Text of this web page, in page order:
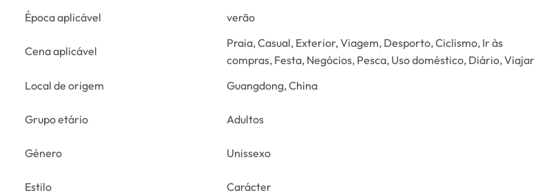
Época aplicável
verão
Cena aplicável
Praia, Casual, Exterior, Viagem, Desporto, Ciclismo, Ir às
compras, Festa, Negócios, Pesca, Uso doméstico, Diário, Viajar
Local de origem
Guangdong, China
Grupo etário Adultos
Género Unissexo
Estilo Carácter